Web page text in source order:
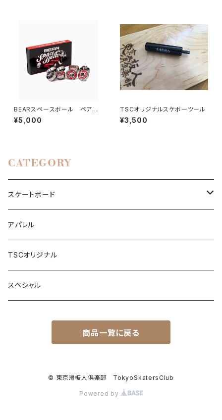
BEARスペースボール ベアリ
ング ランドヤッツ
¥5,000
TSCオリジナルスケボーツール
¥3,500
CATEGORY
スケートボード
コンプリート
Waterbone
LANDYACHTZ
パーツ
デッキ
ツール
アパレル
TSCオリジナル
スペシャル
商品一覧に戻る
© 東京滑板人倶楽部 TokyoSkatersClub
Powered by